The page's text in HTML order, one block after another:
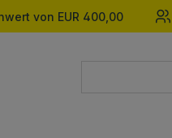
von EUR 400,00